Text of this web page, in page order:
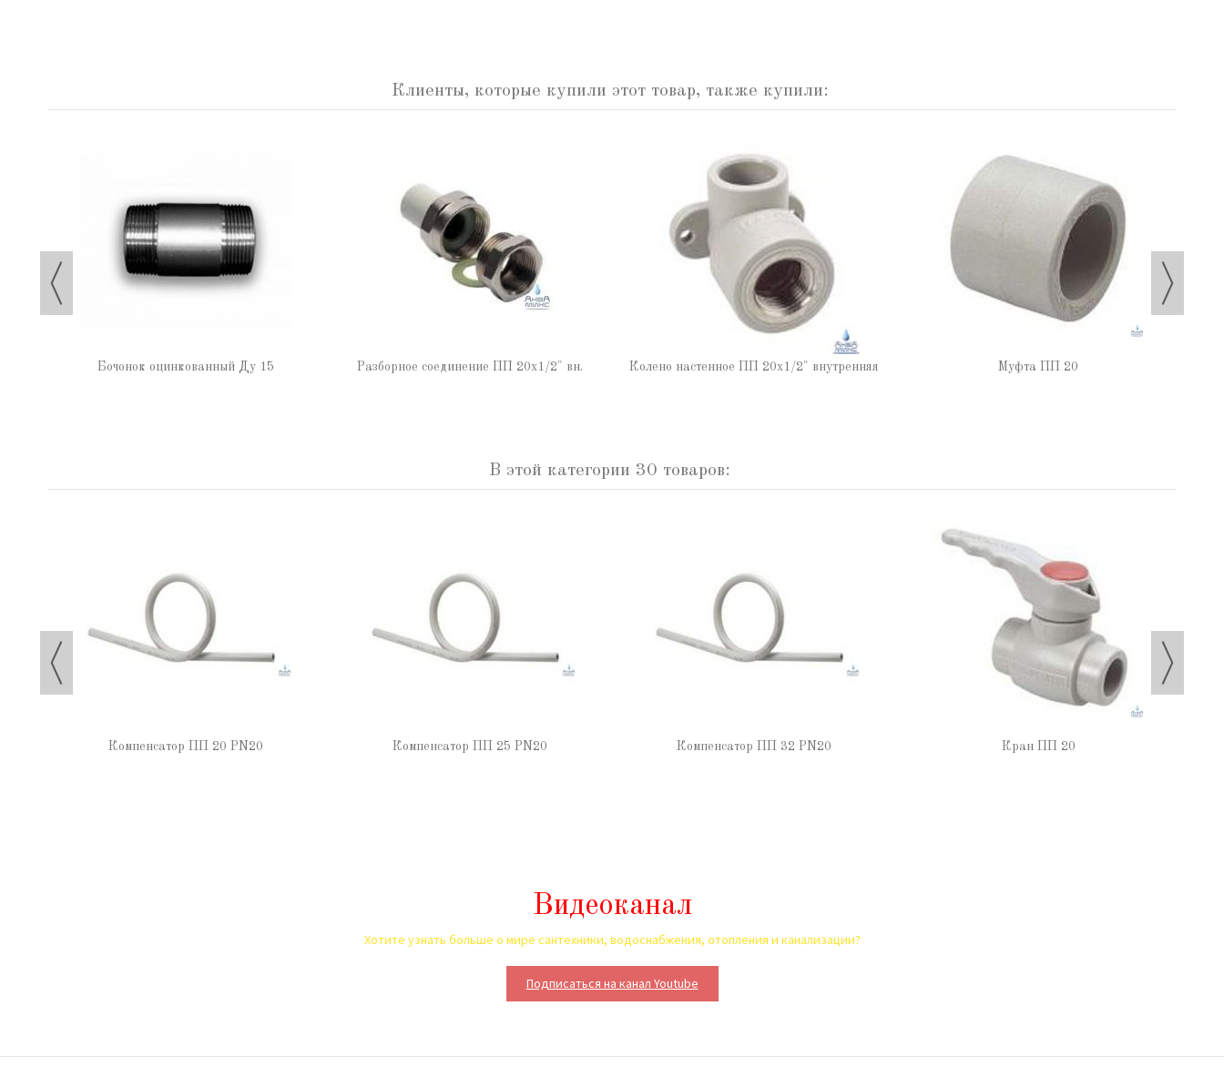
Клиенты, которые купили этот товар, также купили:
Бочонок оцинкованный Ду 15 Разборное соединение ПП 20х1/2" вн. Колено настенное ПП 20х1/2" внутренняя Муфта ПП 20
В этой категории 30 товаров:
Компенсатор ПП 20 PN20 Компенсатор ПП 25 PN20 Компенсатор ПП 32 PN20 Кран ПП 20
Видеоканал
Хотите узнать больше о мире сантехники, водоснабжения, отопления и канализации?
Подписаться на канал Youtube